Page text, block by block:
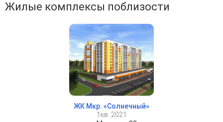
Жилые комплексы поблизости
ЖК Мкр. «Солнечный»
1кв. 2021